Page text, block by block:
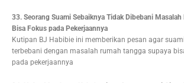
33. Seorang Suami Sebaiknya Tidak Dibebani Masalah
Bisa Fokus pada Pekerjaannya
Kutipan BJ Habibie ini memberikan pesan agar
terbebani dengan masalah rumah tangga supaya
pada pekerjaannya